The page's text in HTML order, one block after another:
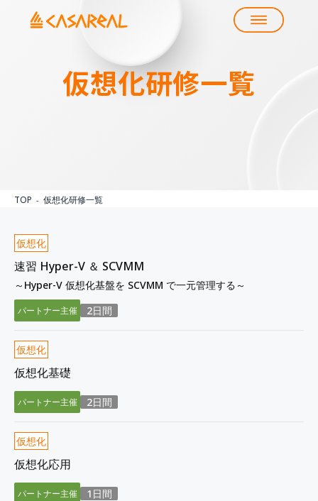
仮想化研修一覧
TOP 仮想化研修一覧
仮想化
速習 Hyper-V ＆ SCVMM
～Hyper-V 仮想化基盤を SCVMM で一元管理する～
パートナー主催 2日間
仮想化
仮想化基礎
パートナー主催 2日間
仮想化
仮想化応用
パートナー主催 1日間